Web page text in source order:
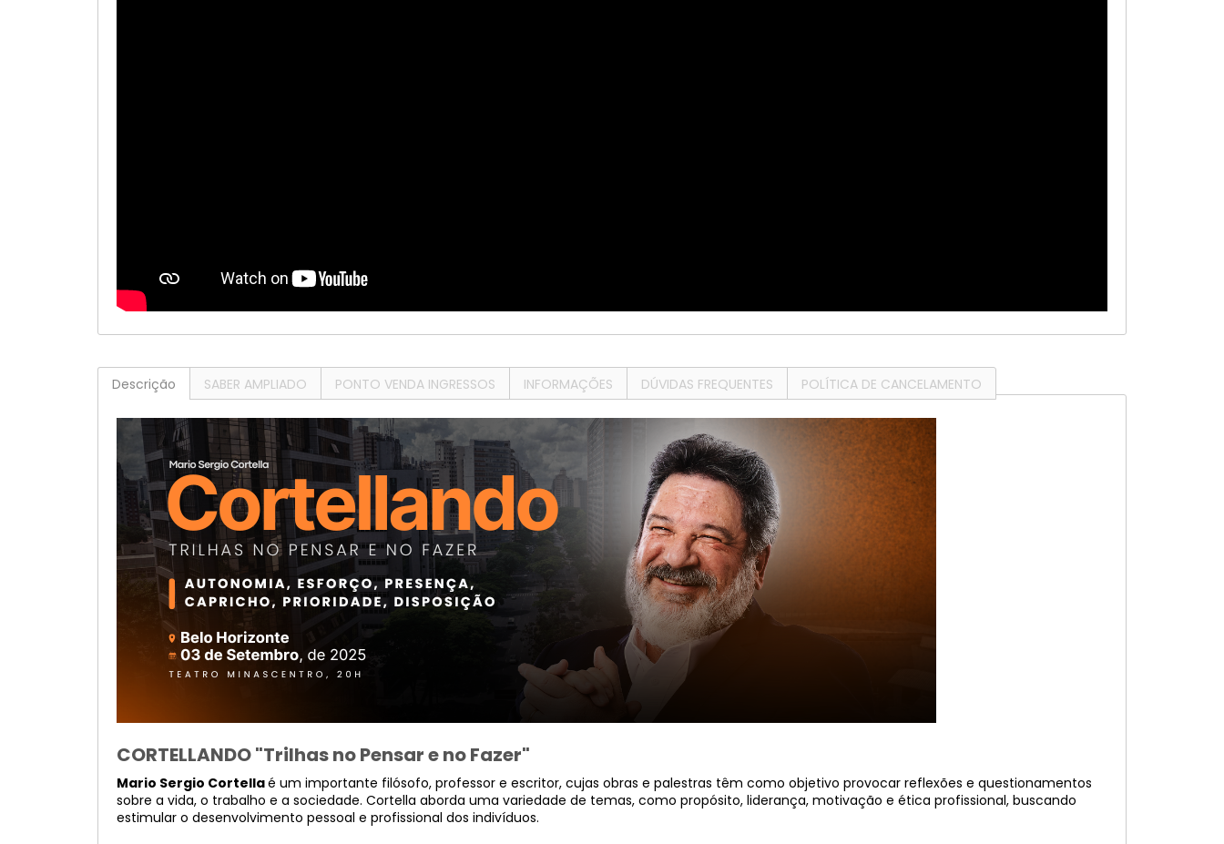
Descrição SABER AMPLIADO PONTO VENDA INGRESSOS INFORMAÇÕES DÚVIDAS FREQUENTES POLÍTICA DE CANCELAMENTO
CORTELLANDO "Trilhas no Pensar e no Fazer"
Mario Sergio Cortellaé um importante filósofo, professor e escritor, cujas obras e palestras têm como objetivo provocar reflexões e questionamentos
sobre a vida, o trabalho e a sociedade. Cortella aborda uma variedade de temas, como propósito, liderança, motivação e ética profissional, buscando
estimular o desenvolvimento pessoal e profissional dos indivíduos.